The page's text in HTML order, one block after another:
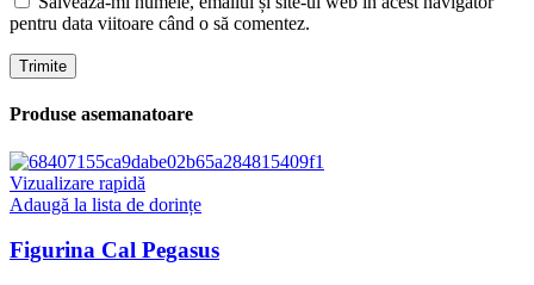
pentru data viitoare când o să comentez.
Produse asemanatoare
Vizualizare rapidă
Adaugă la lista de dorințe
Figurina Cal Pegasus